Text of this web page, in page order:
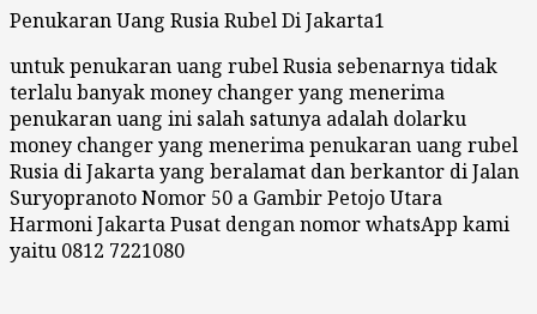
Penukaran Uang Rusia Rubel Di Jakarta1
untuk penukaran uang rubel Rusia sebenarnya tidak
terlalu banyak money changer yang menerima
penukaran uang ini salah satunya adalah dolarku
money changer yang menerima penukaran uang rubel
Rusia di Jakarta yang beralamat dan berkantor di Jalan
Suryopranoto Nomor 50 a Gambir Petojo Utara
Harmoni Jakarta Pusat dengan nomor whatsApp kami
yaitu 0812 7221080